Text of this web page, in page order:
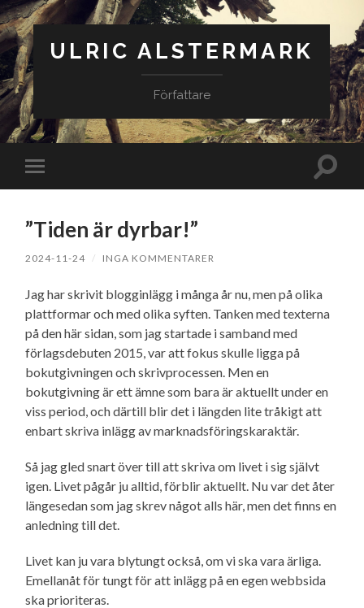
ULRIC ALSTERMARK
Författare
Slå
på/av
Slå
”Tiden är dyrbar!”
2024-11-24 / INGA KOMMENTARER
Jag har skrivit blogginlägg i många år nu, men på olika
plattformar och med olika syften. Tanken med texterna
på den här sidan, som jag startade i samband med
förlagsdebuten 2015, var att fokus skulle ligga på
bokutgivningen och skrivprocessen. Men en
bokutgivning är ett ämne som bara är aktuellt under en
viss period, och därtill blir det i längden lite tråkigt att
enbart skriva inlägg av marknads­förings­karaktär.
Så jag gled snart över till att skriva om livet i sig självt
igen. Livet pågår ju alltid, förblir aktuellt. Nu var det åter
längesedan som jag skrev något alls här, men det finns en
anledning till det.
Livet kan ju vara blytungt också, om vi ska vara ärliga.
Emellanåt för tungt för att inlägg på en egen webbsida
ska prioriteras.